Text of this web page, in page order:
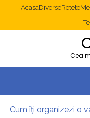
AcasaDiverseRetete
Cea
Cum îți organizezi o